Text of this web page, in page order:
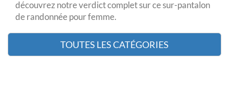
découvrez notre verdict complet sur ce sur-pantalon
de randonnée pour femme.
TOUTES LES CATÉGORIES